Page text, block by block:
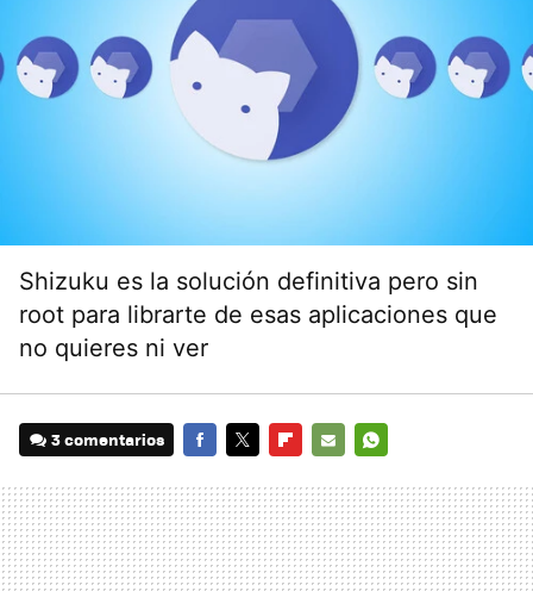
Shizuku es la solución definitiva pero sin
root para librarte de esas aplicaciones que
no quieres ni ver
3 comentarios
MAIL